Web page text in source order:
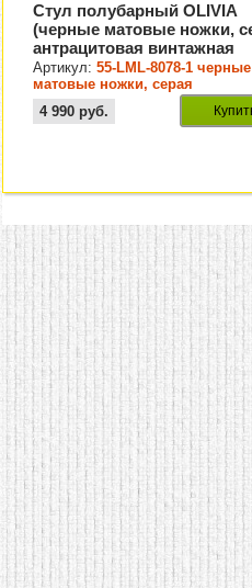
Стул полубарный OLIVIA
(черные матовые ножки,
антрацитовая винтажная
экокожа (RU-08))
Артикул:55-LML-8078-1 черные
матовые ножки, серая
антрацитовая винтажная
4 990 руб.